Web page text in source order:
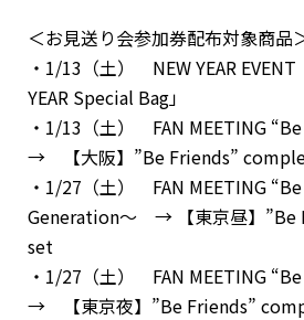
＜お見送り会参加券配布対象商品
・1/13（土） NEW YEAR
YEAR Special Bag」
・1/13（土） FAN MEETING
→ 【大阪】”Be Friends”
・1/27（土） FAN MEETING
Generation〜 → 【東京昼】”Be
set
・1/27（土） FAN MEETING
→ 【東京夜】”Be Friends”